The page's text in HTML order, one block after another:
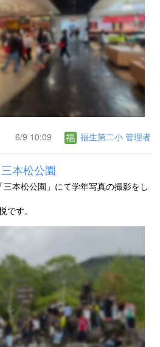
6/9 10:09 福生第二小 管理者
本松公園
本松公園」にて学年写真の撮影をし
です。